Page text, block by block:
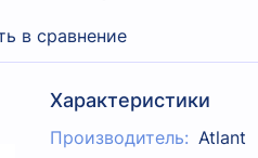
в сравнение
Характеристики
Производитель: Atlant